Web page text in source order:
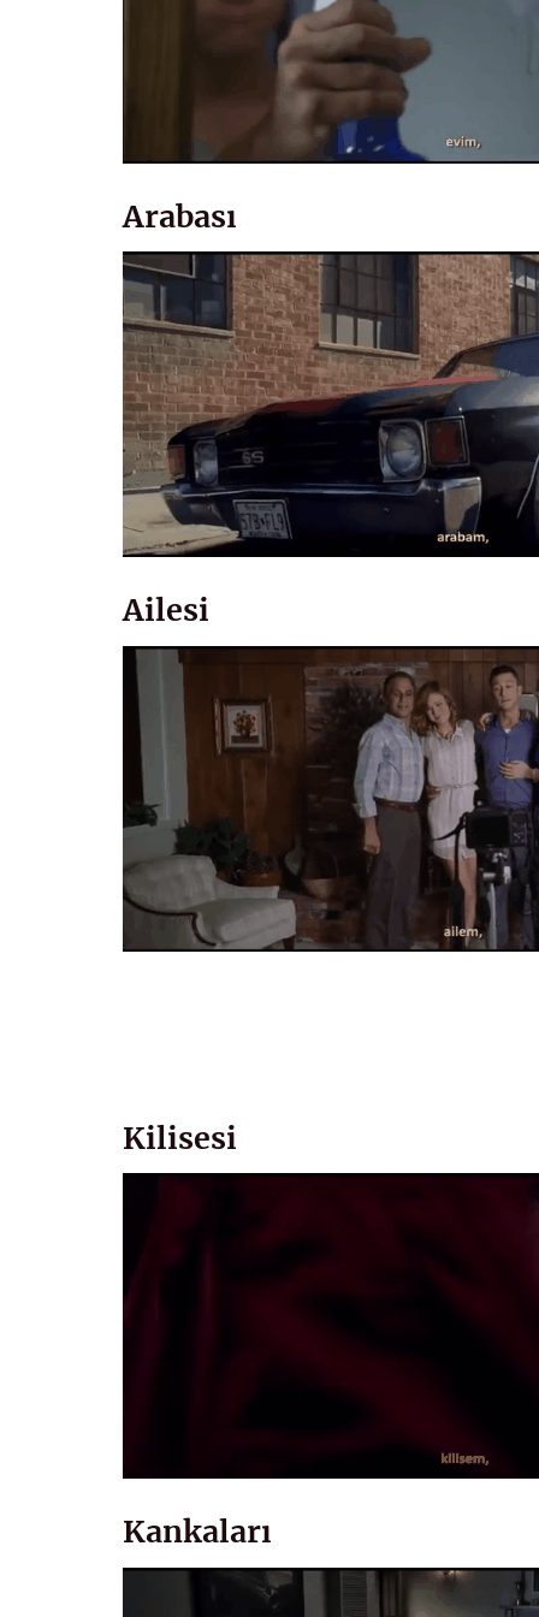
Arabası
Ailesi
Kilisesi
Kankaları